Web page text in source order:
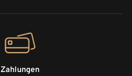
Zahlungen